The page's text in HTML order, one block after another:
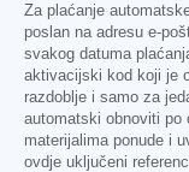
Za plaćanje
poslan na adresu e-
svakog datuma
aktivacijski kod koji je
razdoblje i samo za
automatski obnoviti po
materijalima ponude i
ovdje uključeni